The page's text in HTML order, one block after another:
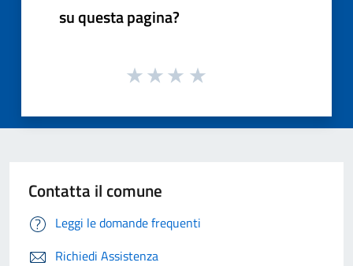
su questa pagina?
Contatta il comune
Leggi le domande frequenti
Richiedi Assistenza